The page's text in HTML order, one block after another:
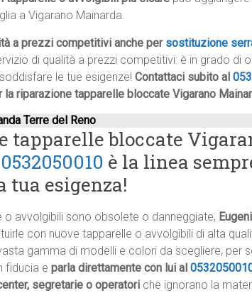
a Vigarano Mainarda.
a prezzi competitivi anche per sostituzione
di qualità a prezzi competitivi: è in grado di
le tue esigenze! Contattaci subito al
riparazione tapparelle bloccate Vigarano
Terre del Reno
tapparelle bloccate
0532050010 è la linea
tua esigenza!
o avvolgibili sono obsolete o danneggiate,
con nuove tapparelle o avvolgibili di alta
gamma di modelli e colori da scegliere, per
fiducia e parla direttamente con lui al
segretarie o operatori che ignorano la